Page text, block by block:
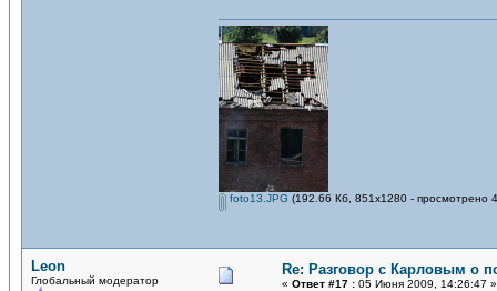
foto13.JPG (192.66 Кб, 851x1280 - просмотрено
Leon
Глобальный модератор
Re: Разговор с Карловым о
« Ответ #17 : 05 Июня 2009, 14:26:47 »